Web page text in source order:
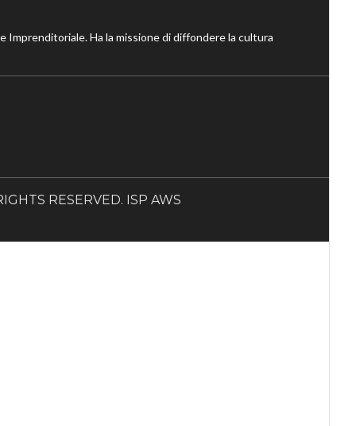
Imprenditoriale. Ha la missione di diffondere la cultura
RESERVED. ISP AWS